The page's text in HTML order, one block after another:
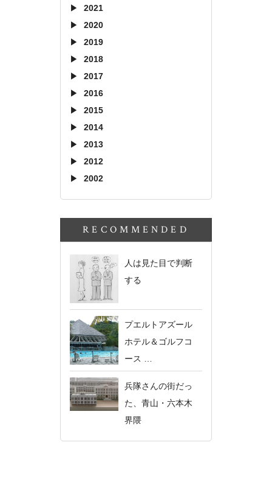
2021
2020
2019
2018
2017
2016
2015
2014
2013
2012
2002
RECOMMENDED
人は見た目で判断
する
プエルトアズール
ホテル＆ゴルフコ
ース …
兵隊さんの街だっ
た、青山・六本木
界隈